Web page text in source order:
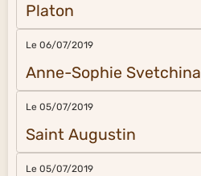
Platon
Le 06/07/2019
Anne-Sophie Svetchina
Le 05/07/2019
Saint Augustin
Le 05/07/2019